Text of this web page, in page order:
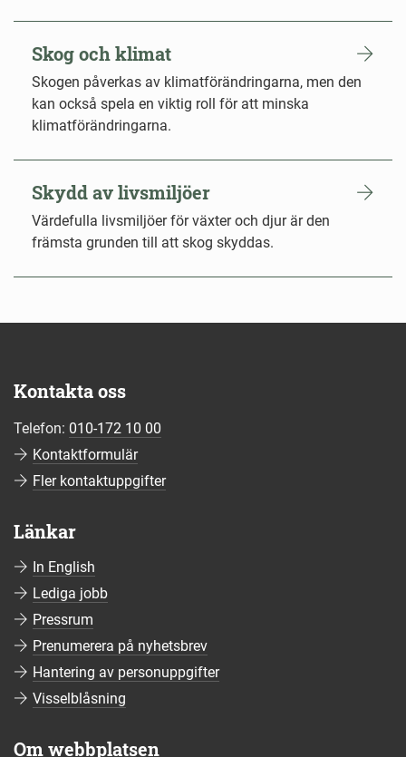
Skog och klimat
Skogen påverkas av klimatförändringarna, men den
kan också spela en viktig roll för att minska
klimatförändringarna.
Skydd av livsmiljöer
Värdefulla livsmiljöer för växter och djur är den
främsta grunden till att skog skyddas.
Kontakta oss
Telefon: 010-172 10 00
Kontaktformulär
Fler kontaktuppgifter
Länkar
In English
Lediga jobb
Pressrum
Prenumerera på nyhetsbrev
Hantering av personuppgifter
Visselblåsning
Om webbplatsen